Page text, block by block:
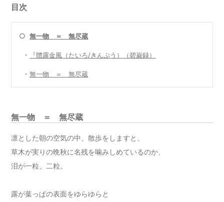
目次
○無一物 ＝ 無尽蔵
・ 『體露金風（たいろ/きんぷう）（碧巌録）
・無一物 ＝ 無尽蔵
無一物 ＝ 無尽蔵
凛とした朝の空気の中、散歩をしますと、
草木が実りの晩秋に名残を噛みしめているのか、
泪が一粒、二粒。
露が葉っぱの表面をゆらゆらと